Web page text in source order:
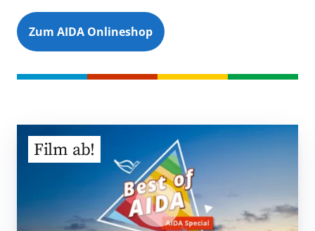
Zum AIDA Onlineshop
Film ab!